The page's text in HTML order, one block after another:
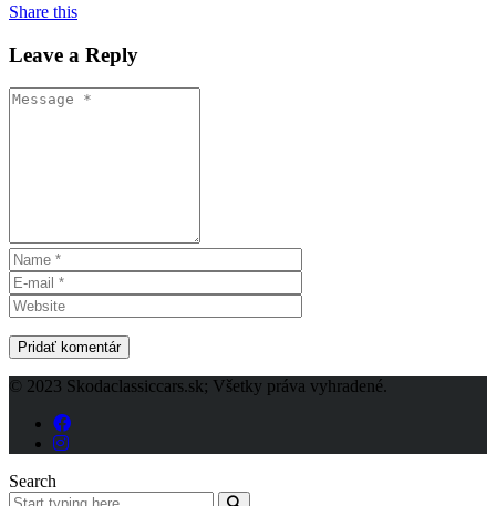
Share this
Leave a Reply
© 2023 Skodaclassiccars.sk; Všetky práva vyhradené.
Search